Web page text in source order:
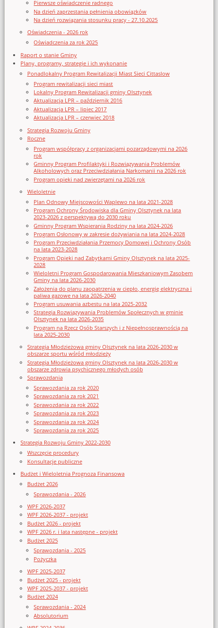
Pierwsze oświadczenie radnego
Na dzień zaprzestania pełnienia obowiązków
Na dzień rozwiązania stosunku pracy - 27.10.2025
Oświadczenia - 2026 rok
Oświadczenia za rok 2025
Raport o stanie Gminy
Plany, programy, strategie i ich wykonanie
Ponadlokalny Program Rewitalizacji Miast Sieci Cittaslow
Program rewitalizacji sieci miast
Lokalny Program Rewitalizacji gminy Olsztynek
Aktualizacja LPR – październik 2016
Aktualizacja LPR – lipiec 2017
Aktualizacja LPR – czerwiec 2018
Strategia Rozwoju Gminy
Roczne
Program współpracy z organizacjami pozarządowymi na 2026
rok
Gminny Program Profilaktyki i Rozwiązywania Problemów
Alkoholowych oraz Przeciwdziałania Narkomanii na 2026 rok
Program opieki nad zwierzętami na 2026 rok
Wieloletnie
Plan Odnowy Miejscowości Waplewo na lata 2021-2028
Program Ochrony Środowiska dla Gminy Olsztynek na lata
2023-2026 z perspektywą do 2030 roku
Gminny Program Wspierania Rodziny na lata 2024-2026
Program Osłonowy w zakresie dożywiania na lata 2024-2028
Program Przeciwdziałania Przemocy Domowej i Ochrony Osób
na lata 2023-2028
Program Opieki nad Zabytkami Gminy Olsztynek na lata 2025-
2028
Wieloletni Program Gospodarowania Mieszkaniowym Zasobem
Gminy na lata 2026-2030
Założenia do planu zaopatrzenia w ciepło, energię elektryczna i
paliwa gazowe na lata 2026-2040
Program usuwania azbestu na lata 2025-2032
Strategia Rozwiązywania Problemów Społecznych w gminie
Olsztynek na lata 2026-2035
Program na Rzecz Osób Starszych i z Niepełnosprawnością na
lata 2025-2030
Strategia Młodzieżowa gminy Olsztynek na lata 2026-2030 w
obszarze sportu wśród młodzieży
Strategia Młodzieżowa gminy Olsztynek na lata 2026-2030 w
obszarze zdrowia psychicznego młodych osób
Sprawozdania
Sprawozdania za rok 2020
Sprawozdania za rok 2021
Sprawozdania za rok 2022
Sprawozdania za rok 2023
Sprawozdania za rok 2024
Sprawozdania za rok 2025
Strategia Rozwoju Gminy 2022-2030
Wszczęcie procedury
Konsultacje publiczne
Budżet i Wieloletnia Prognoza Finansowa
Budżet 2026
Sprawozdania - 2026
WPF 2026-2037
WPF 2026-2037 - projekt
Budżet 2026 - projekt
WPF 2026 r. i lata następne - projekt
Budżet 2025
Sprawozdania - 2025
Pożyczka
WPF 2025-2037
Budżet 2025 - projekt
WPF 2025-2037 - projekt
Budżet 2024
Sprawozdania - 2024
Absolutorium